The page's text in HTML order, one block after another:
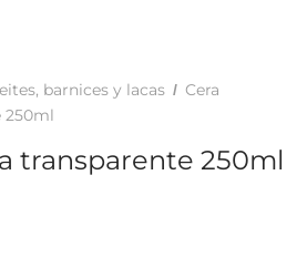
barnices y lacas / Cera
250ml
transparente 250ml